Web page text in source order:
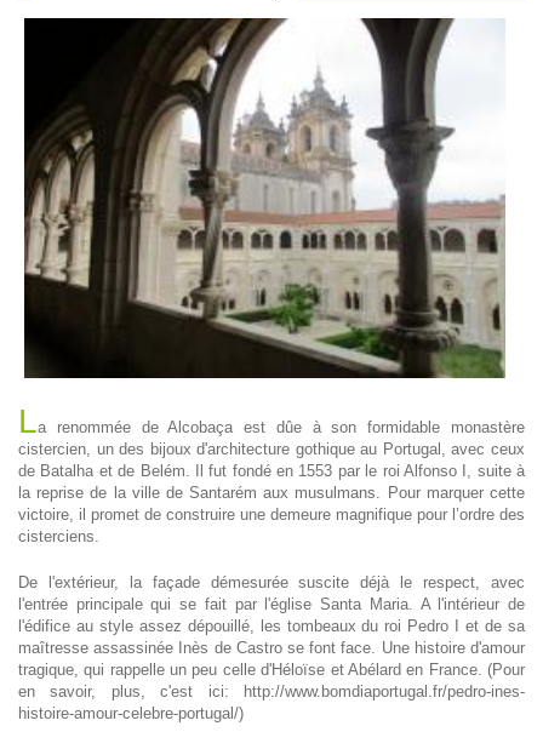
La renommée de Alcobaça est dûe à son formidable monastère
cistercien, un des bijoux d'architecture gothique au Portugal, avec ceux
de Batalha et de Belém. Il fut fondé en 1553 par le roi Alfonso I, suite à
la reprise de la ville de Santarém aux musulmans. Pour marquer cette
victoire, il promet de construire une demeure magnifique pour l’ordre des
cisterciens.
De l'extérieur, la façade démesurée suscite déjà le respect, avec
l'entrée principale qui se fait par l'église Santa Maria. A l'intérieur de
l'édifice au style assez dépouillé, les tombeaux du roi Pedro I et de sa
maîtresse assassinée Inès de Castro se font face. Une histoire d'amour
tragique, qui rappelle un peu celle d'Héloïse et Abélard en France. (Pour
en savoir, plus, c'est ici: http://www.bomdiaportugal.fr/pedro-ines-
histoire-amour-celebre-portugal/)